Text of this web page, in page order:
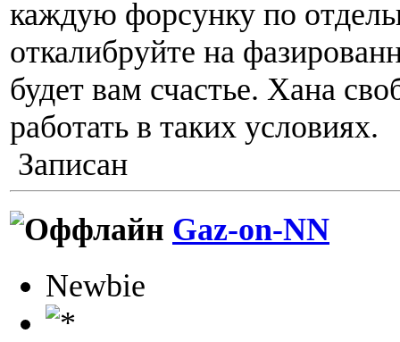
каждую форсунку по
откалибруйте на
будет вам счастье. Хана
работать в таких условиях.
Записан
Gaz-on-NN
Newbie